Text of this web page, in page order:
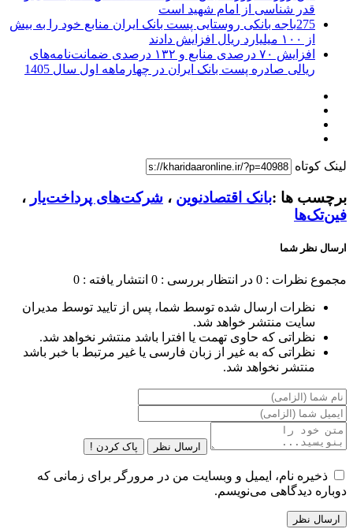
قدر شناسی از امام شهید است
275باجه بانکی روستایی پست بانک ایران منابع خود را به بیش
از ۱۰۰ میلیارد ریال افزایش دادند
افزایش ۷۰ درصدی منابع و ۱۳۲ درصدی ضمانت‌نامه‌های
ریالی صادره پست بانک ایران در چهارماهه اول سال 1405
لینک کوتاه
برچسب ها :بانک اقتصادنوین ، شرکت‌های پرداخت‌یار ،
فین‌تک‌ها
ارسال نظر شما
مجموع نظرات : 0 در انتظار بررسی : 0 انتشار یافته : 0
نظرات ارسال شده توسط شما، پس از تایید توسط مدیران
سایت منتشر خواهد شد.
نظراتی که حاوی تهمت یا افترا باشد منتشر نخواهد شد.
نظراتی که به غیر از زبان فارسی یا غیر مرتبط با خبر باشد
منتشر نخواهد شد.
ارسال نظر پاک کردن !
ذخیره نام، ایمیل و وبسایت من در مرورگر برای زمانی که
دوباره دیدگاهی می‌نویسم.